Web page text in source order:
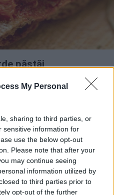
My Personal
sharing to third parties, or
sensitive information for
use the below opt-out
Please note that after your
may continue seeing
information utilized by
to third parties prior to
opt-out of the further
păstăi